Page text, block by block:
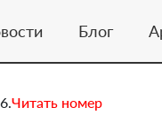
Блог
Читать номер